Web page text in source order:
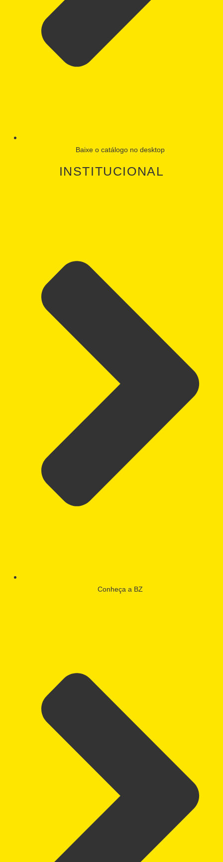
Baixe o catálogo no desktop
INSTITUCIONAL
Conheça a BZ